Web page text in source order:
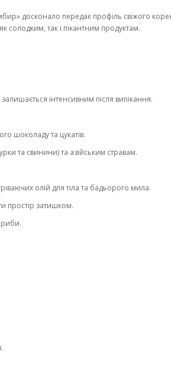
досконало передає профіль свіжого
солодким, так і пікантним продуктам.
інтенсивним після випікання.
шоколаду та цукатів.
та свинини) та азійським стравам.
олій для тіла та бадьорого мила.
простір затишком.
риби.